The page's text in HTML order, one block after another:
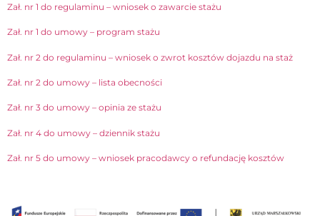
Zał. nr 1 do regulaminu – wniosek o zawarcie stażu
Zał. nr 1 do umowy – program stażu
Zał. nr 2 do regulaminu – wniosek o zwrot kosztów dojazdu na staż
Zał. nr 2 do umowy – lista obecności
Zał. nr 3 do umowy – opinia ze stażu
Zał. nr 4 do umowy – dziennik stażu
Zał. nr 5 do umowy – wniosek pracodawcy o refundację kosztów